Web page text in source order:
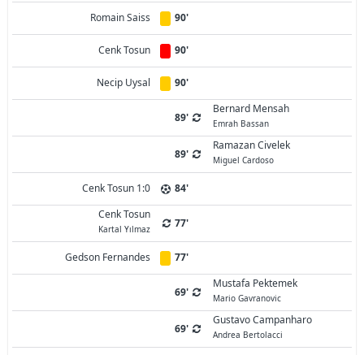
Romain Saiss 90'
Cenk Tosun 90'
Necip Uysal 90'
89'
Bernard Mensah
Emrah Bassan
89'
Ramazan Civelek
Miguel Cardoso
Cenk Tosun 1:0
84'
Cenk Tosun
Kartal Yılmaz 77'
Gedson Fernandes 77'
69'
Mustafa Pektemek
Mario Gavranovic
69'
Gustavo Campanharo
Andrea Bertolacci